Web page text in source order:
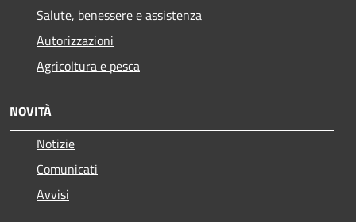
Salute, benessere e assistenza
Autorizzazioni
Agricoltura e pesca
NOVITÀ
Notizie
Comunicati
Avvisi